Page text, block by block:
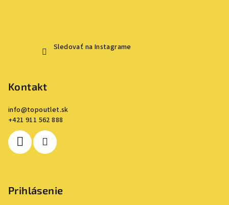
Sledovať na Instagrame
Kontakt
info@topoutlet.sk
+421 911 562 888
Prihlásenie